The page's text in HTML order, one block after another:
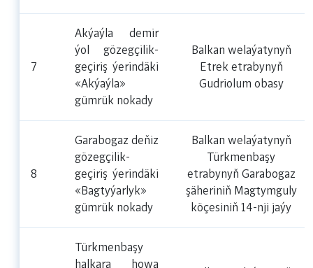
7
Akýaýla demir
ýol gözegçilik-
geçiriş ýerindäki
«Akýaýla»
gümrük nokady
Balkan welaýatynyň
Etrek etrabynyň
Gudriolum obasy
8
Garabogaz deňiz
gözegçilik-
geçiriş ýerindäki
«Bagtyýarlyk»
gümrük nokady
Balkan welaýatynyň
Türkmenbaşy
etrabynyň Garabogaz
şäheriniň Magtymguly
köçesiniň 14-nji jaýy
Türkmenbaşy
halkara howa